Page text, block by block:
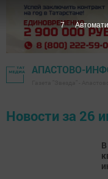
АПАСТОВО-
Новости за 26
7